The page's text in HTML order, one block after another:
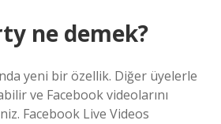
ne demek?
yeni bir özellik. Diğer üyelerle
ve Facebook videolarını
Facebook Live Videos